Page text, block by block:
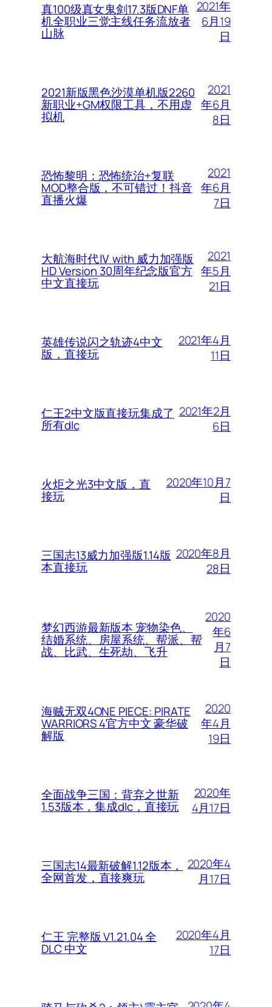
真100级真女鬼剑17.3版DNF单
机全职业三觉主线任务流放者
山脉
2021年
6月19
日
2021新版黑色沙漠单机版2260
新职业+GM权限工具，不用虚
拟机
2021
年6月
8日
恐怖黎明：恐怖统治+复联
MOD整合版，不可错过！抖音
直播火爆
2021
年6月
7日
大航海时代Ⅳ with 威力加强版
HD Version 30周年纪念版官方
中文直接玩
2021
年5月
21日
英雄传说闪之轨迹4中文
版，直接玩
2021年4月
11日
仁王2中文版直接玩集成了
所有dlc
2021年2月
6日
火炬之光3中文版，直
接玩
2020年10月7
日
三国志13威力加强版1.14版
本直接玩
2020年8月
28日
梦幻西游最新版本 宠物染色、
结婚系统、房屋系统、帮派、帮
战、比武、生死劫、飞升
2020
年6
月7
日
海贼无双4ONE PIECE: PIRATE
WARRIORS 4官方中文 豪华破
解版
2020
年4月
19日
全面战争三国：背弃之世新
1.53版本，集成dlc，直接玩
2020年
4月17日
三国志14最新破解1.12版本，
全网首发，直接爽玩
2020年4
月17日
仁王 完整版 V1.21.04 全
DLC 中文
2020年4月
17日